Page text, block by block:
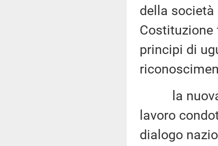
della società
Costituzione
principi di
la nuova
lavoro
dialogo